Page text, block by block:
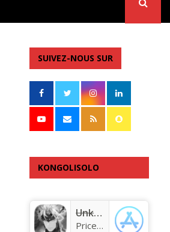
SUIVEZ-NOUS SUR
KONGOLISOLO
Unknown app
Price:Free